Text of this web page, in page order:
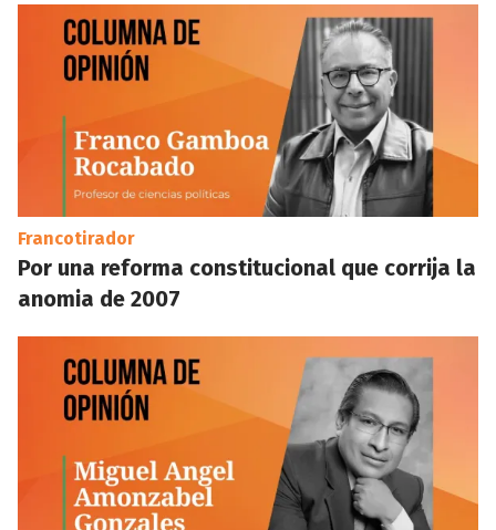
Francotirador
Por una reforma constitucional que corrija la
anomia de 2007